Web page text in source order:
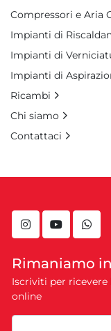
instagramyoutube
Rimaniamo
Iscriviti per
online
Compressori e Aria
Impianti di
Impianti di
Impianti di
Ricambi
Chi siamo
Contattaci